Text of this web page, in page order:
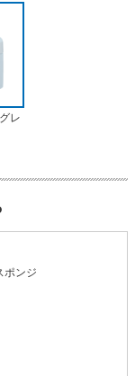
レ
ポンジ